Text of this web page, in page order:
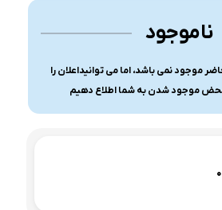
ناموجود
موجود نمی باشد، اما می توانیداعلان را
محض موجود شدن به شما اطلاع دهیم